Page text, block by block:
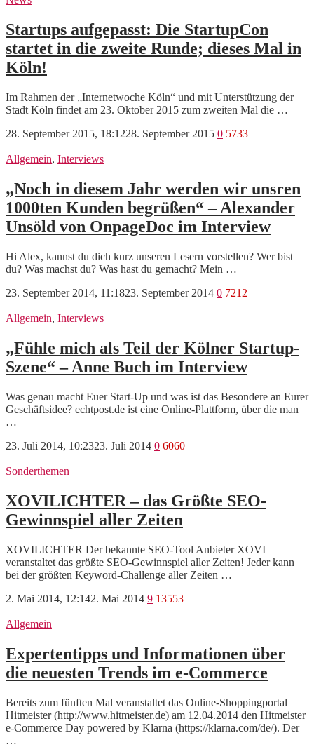
Startups aufgepasst: Die StartupCon
startet in die zweite Runde; dieses Mal in
Köln!
Im Rahmen der „Internetwoche Köln“ und mit Unterstützung der
Stadt Köln findet am 23. Oktober 2015 zum zweiten Mal die …
28. September 2015, 18:1228. September 2015 0 5733
Allgemein, Interviews
„Noch in diesem Jahr werden wir unsren
1000ten Kunden begrüßen“ – Alexander
Unsöld von OnpageDoc im Interview
Hi Alex, kannst du dich kurz unseren Lesern vorstellen? Wer bist
du? Was machst du? Was hast du gemacht? Mein …
23. September 2014, 11:1823. September 2014 0 7212
Allgemein, Interviews
„Fühle mich als Teil der Kölner Startup-
Szene“ – Anne Buch im Interview
Was genau macht Euer Start-Up und was ist das Besondere an Eurer
Geschäftsidee? echtpost.de ist eine Online-Plattform, über die man
…
23. Juli 2014, 10:2323. Juli 2014 0 6060
Sonderthemen
XOVILICHTER – das Größte SEO-
Gewinnspiel aller Zeiten
XOVILICHTER Der bekannte SEO-Tool Anbieter XOVI
veranstaltet das größte SEO-Gewinnspiel aller Zeiten! Jeder kann
bei der größten Keyword-Challenge aller Zeiten …
2. Mai 2014, 12:142. Mai 2014 9 13553
Allgemein
Expertentipps und Informationen über
die neuesten Trends im e-Commerce
Bereits zum fünften Mal veranstaltet das Online-Shoppingportal
Hitmeister (http://www.hitmeister.de) am 12.04.2014 den Hitmeister
e-Commerce Day powered by Klarna (https://klarna.com/de/). Der
…